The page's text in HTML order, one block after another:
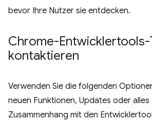
bevor Ihre Nutzer sie entdecken.
Chrome-Entwicklertools-
kontaktieren
Verwenden Sie die folgenden
neuen Funktionen, Updates oder alles
Zusammenhang mit den